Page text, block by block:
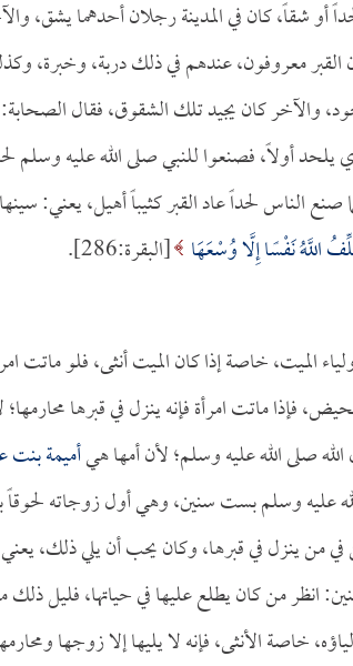
شقاً، كان في المدينة رجلان أحدهما يشق،
القبر معروفون، عندهم في ذلك دربة، وخبرة،
والآخر كان يجيد تلك الشقوق، فقال الصحابة:
يلحد أولاً، فصنعوا للنبي صلى الله عليه وسلم
صنع الناس لحداً عاد القبر كثيباً أهيل، يعني:
اللَّهُ نَفْسًا إِلَّا وُسْعَهَا [البقرة:286].
الميت، خاصة إذا كان الميت أنثى، فلو ماتت
فإذا ماتت امرأة فإنه ينزل في قبرها محارمها؛
صلى الله عليه وسلم؛ لأن أمها هيأميمة بنت
عليه وسلم بست سنين، وهي أول زوجاته
في من ينزل في قبرها، وكان يحب أن يلي ذلك،
انظر من كان يطلع عليها في حياتها، فليل
خاصة الأنثى، فإنه لا يليها إلا زوجها